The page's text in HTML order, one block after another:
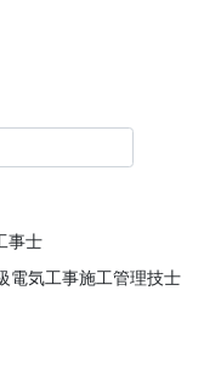
事士
電気工事施工管理技士